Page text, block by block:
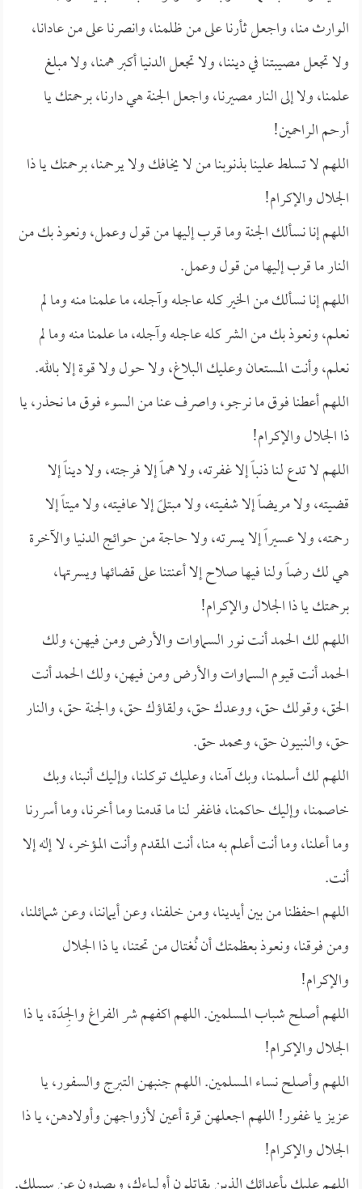
الوارث منا، واجعل ثأرنا على من ظلمنا، وانصرنا على من عادانا،
ولا تجعل مصيبتنا في ديننا، ولا تجعل الدنيا أكبر همنا، ولا مبلغ
علمنا، ولا إلى النار مصيرنا، واجعل الجنة هي دارنا، برحمتك يا
أرحم الراحمين!
اللهم لا تسلط علينا بذنوبنا من لا يخافك ولا يرحمنا، برحمتك يا ذا
الجلال والإكرام!
اللهم إنا نسألك الجنة وما قرب إليها من قول وعمل، ونعوذ بك من
النار ما قرب إليها من قول وعمل.
اللهم إنا نسألك من الخير كله عاجله وآجله، ما علمنا منه وما لم
نعلم، ونعوذ بك من الشر كله عاجله وآجله، ما علمنا منه وما لم
نعلم، وأنت المستعان وعليك البلاغ، ولا حول ولا قوة إلا بالله.
اللهم أعطنا فوق ما نرجو، واصرف عنا من السوء فوق ما نحذر، يا
ذا الجلال والإكرام!
اللهم لا تدع لنا ذنباً إلا غفرته، ولا هماً إلا فرجته، ولا ديناً إلا
قضيته، ولا مريضاً إلا شفيته، ولا مبتلىً إلا عافيته، ولا ميتاً إلا
رحمته، ولا عسيراً إلا يسرته، ولا حاجة من حوائج الدنيا والآخرة
هي لك رضاً ولنا فيها صلاح إلا أعنتنا على قضائها ويسرتها،
برحمتك يا ذا الجلال والإكرام!
اللهم لك الحمد أنت نور السماوات والأرض ومن فيهن، ولك
الحمد أنت قيوم السماوات والأرض ومن فيهن، ولك الحمد أنت
الحق، وقولك حق، ووعدك حق، ولقاؤك حق، والجنة حق، والنار
حق، والنبيون حق، ومحمد حق.
اللهم لك أسلمنا، وبك آمنا، وعليك توكلنا، وإليك أنبنا، وبك
خاصمنا، وإليك حاكمنا، فاغفر لنا ما قدمنا وما أخرنا، وما أسررنا
وما أعلنا، وما أنت أعلم به منا، أنت المقدم وأنت المؤخر، لا إله إلا
أنت.
اللهم احفظنا من بين أيدينا، ومن خلفنا، وعن أيماننا، وعن شمائلنا،
ومن فوقنا، ونعوذ بعظمتك أن نُغتال من تحتنا، يا ذا الجلال
والإكرام!
اللهم أصلح شباب المسلمين. اللهم اكفهم شر الفراغ والجِدَة، يا ذا
الجلال والإكرام!
اللهم وأصلح نساء المسلمين. اللهم جنبهن التبرج والسفور، يا
عزيز يا غفور! اللهم اجعلهن قرة أعين لأزواجهن وأولادهن، يا ذا
الجلال والإكرام!